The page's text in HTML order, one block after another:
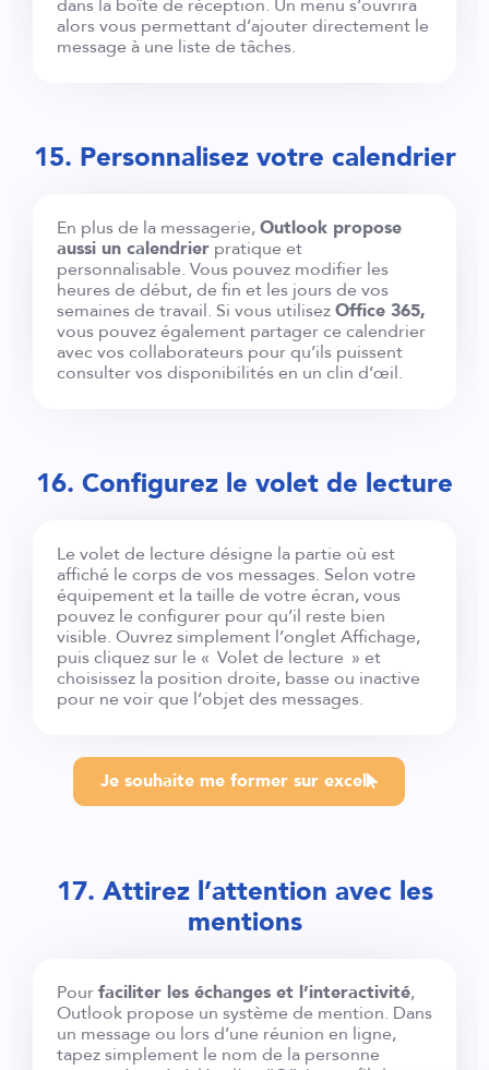
dans la boîte de réception. Un menu s’ouvrira
alors vous permettant d’ajouter directement le
message à une liste de tâches.
15. Personnalisez votre calendrier
En plus de la messagerie,Outlook propose
aussi un calendrier pratique et
personnalisable. Vous pouvez modifier les
heures de début, de fin et les jours de vos
semaines de travail. Si vous utilisezOffice 365,
vous pouvez également partager ce calendrier
avec vos collaborateurs pour qu’ils puissent
consulter vos disponibilités en un clin d’œil.
16. Configurez le volet de lecture
Le volet de lecture désigne la partie où est
affiché le corps de vos messages. Selon votre
équipement et la taille de votre écran, vous
pouvez le configurer pour qu’il reste bien
visible. Ouvrez simplement l’onglet Affichage,
puis cliquez sur le « Volet de lecture » et
choisissez la position droite, basse ou inactive
pour ne voir que l’objet des messages.
Je souhaite me former sur excel
17. Attirez l’attention avec les
mentions
Pourfaciliter les échanges et l’interactivité,
Outlook propose un système de mention. Dans
un message ou lors d’une réunion en ligne,
tapez simplement le nom de la personne